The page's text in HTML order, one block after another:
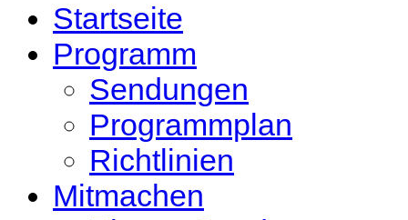
Startseite
Programm
Sendungen
Programmplan
Richtlinien
Mitmachen